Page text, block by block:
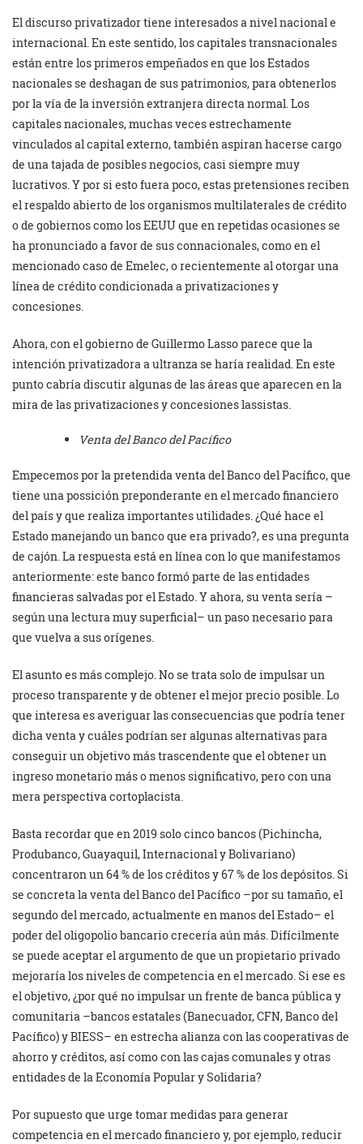
El discurso privatizador tiene interesados a nivel nacional e
internacional. En este sentido, los capitales transnacionales
están entre los primeros empeñados en que los Estados
nacionales se deshagan de sus patrimonios, para obtenerlos
por la vía de la inversión extranjera directa normal. Los
capitales nacionales, muchas veces estrechamente
vinculados al capital externo, también aspiran hacerse cargo
de una tajada de posibles negocios, casi siempre muy
lucrativos. Y por si esto fuera poco, estas preten­siones reciben
el respaldo abierto de los organismos multilaterales de crédito
o de gobiernos como los EEUU que en repetidas ocasiones se
ha pronunciado a favor de sus connacionales, como en el
mencionado caso de Emelec, o recientemente al otorgar una
línea de crédito condicionada a privatizaciones y
concesiones.
Ahora, con el gobierno de Guillermo Lasso parece que la
intención privatizadora a ultranza se haría realidad. En este
punto cabría discutir algunas de las áreas que aparecen en la
mira de las privatizaciones y concesiones lassistas.
Venta del Banco del Pacífico
Empecemos por la pretendida venta del Banco del Pacífico, que
tiene una possición preponderante en el mercado financiero
del país y que realiza importantes utilidades. ¿Qué hace el
Estado manejando un banco que era privado?, es una pregunta
de cajón. La respuesta está en línea con lo que manifestamos
anteriormente: este banco formó parte de las entidades
financieras salvadas por el Estado. Y ahora, su venta sería –
según una lectura muy superficial– un paso necesario para
que vuelva a sus orígenes.
El asunto es más complejo. No se trata solo de impulsar un
proceso transparente y de obtener el mejor precio posible. Lo
que interesa es averiguar las consecuencias que podría tener
dicha venta y cuáles podrían ser algunas alternativas para
conseguir un objetivo más trascendente que el obtener un
ingreso monetario más o menos significativo, pero con una
mera perspectiva cortoplacista.
Basta recordar que en 2019 solo cinco bancos (Pichincha,
Produbanco, Guayaquil, Internacional y Bolivariano)
concentraron un 64 % de los créditos y 67 % de los depósitos. Si
se concreta la venta del Banco del Pacífico –por su tamaño, el
segundo del mercado, actualmente en manos del Estado– el
poder del oligopolio bancario crecería aún más. Difícilmente
se puede aceptar el argumento de que un propietario privado
mejoraría los niveles de competencia en el mercado. Si ese es
el objetivo, ¿por qué no impulsar un frente de banca pública y
comunitaria –bancos estatales (Banecuador, CFN, Banco del
Pacífico) y BIESS– en estrecha alianza con las cooperativas de
ahorro y créditos, así como con las cajas comunales y otras
entidades de la Economía Popular y Solidaria?
Por supuesto que urge tomar medidas para generar
competencia en el mercado financiero y, por ejemplo, reducir